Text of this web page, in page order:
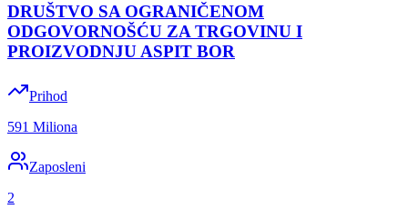
DRUŠTVO SA OGRANIČENOM
ODGOVORNOŠĆU ZA TRGOVINU I
PROIZVODNJU ASPIT BOR
Prihod
591 Miliona
Zaposleni
2